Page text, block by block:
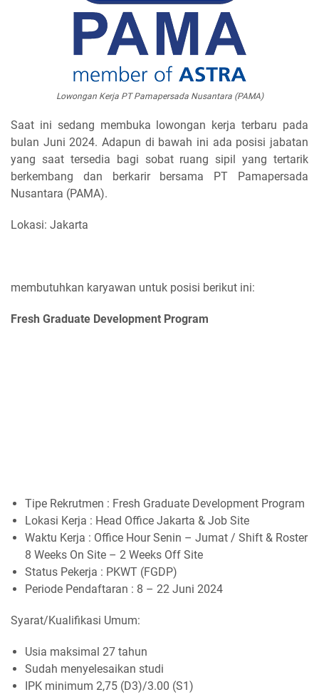
Lowongan Kerja PT Pamapersada Nusantara (PAMA)
Saat ini sedang membuka lowongan kerja terbaru pada
bulan Juni 2024. Adapun di bawah ini ada posisi jabatan
yang saat tersedia bagi sobat ruang sipil yang tertarik
berkembang dan berkarir bersama PT Pamapersada
Nusantara (PAMA).
Lokasi: Jakarta
membutuhkan karyawan untuk posisi berikut ini:
Fresh Graduate Development Program
Tipe Rekrutmen : Fresh Graduate Development Program
Lokasi Kerja : Head Office Jakarta & Job Site
Waktu Kerja : Office Hour Senin – Jumat / Shift & Roster
8 Weeks On Site – 2 Weeks Off Site
Status Pekerja : PKWT (FGDP)
Periode Pendaftaran : 8 – 22 Juni 2024
Syarat/Kualifikasi Umum:
Usia maksimal 27 tahun
Sudah menyelesaikan studi
IPK minimum 2,75 (D3)/3.00 (S1)